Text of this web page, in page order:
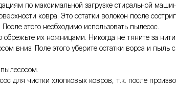
по максимальной загрузке стиральной
ковра. Это остатки волокон после
этого необходимо использовать пылесос.
их ножницами. Никогда не тяните за нити.
вниз. Поле этого уберите остатки ворса и
для чистки хлопковых ковров, т.к. после